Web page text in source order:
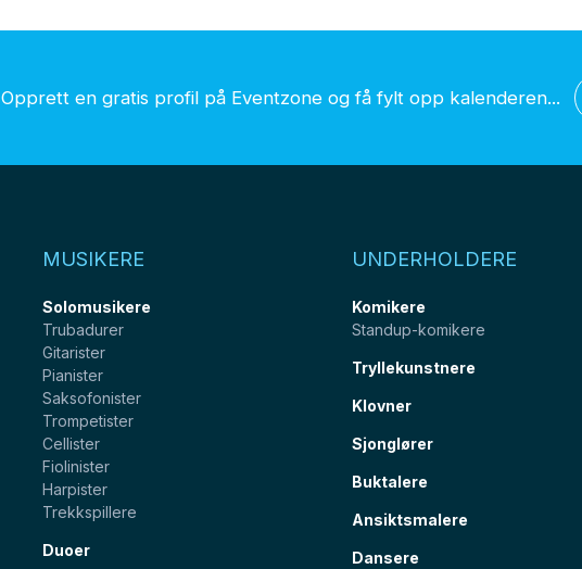
Opprett en gratis profil på Eventzone og få fylt opp kalenderen...
MUSIKERE
Solomusikere
Trubadurer
Gitarister
Pianister
Saksofonister
Trompetister
Cellister
Fiolinister
Harpister
Trekkspillere
Duoer
UNDERHOLDERE
Komikere
Standup-komikere
Tryllekunstnere
Klovner
Sjonglører
Buktalere
Ansiktsmalere
Dansere